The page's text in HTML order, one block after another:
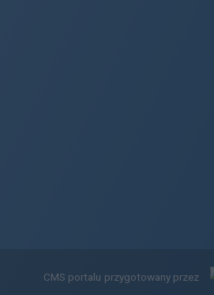
CMS portalu przygotowany przez